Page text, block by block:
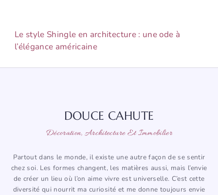
Le style Shingle en architecture : une ode à
l’élégance américaine
DOUCE CAHUTE
Décoration, Architecture Et Immobilier
Partout dans le monde, il existe une autre façon de se sentir
chez soi. Les formes changent, les matières aussi, mais l’envie
de créer un lieu où l’on aime vivre est universelle. C’est cette
diversité qui nourrit ma curiosité et me donne toujours envie